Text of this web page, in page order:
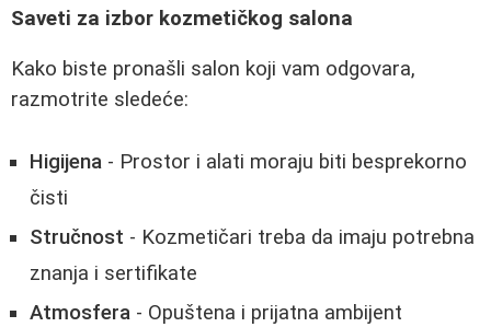
Saveti za izbor kozmetičkog salona
Kako biste pronašli salon koji vam odgovara,
razmotrite sledeće:
Higijena - Prostor i alati moraju biti besprekorno
čisti
Stručnost - Kozmetičari treba da imaju potrebna
znanja i sertifikate
Atmosfera - Opuštena i prijatna ambijent